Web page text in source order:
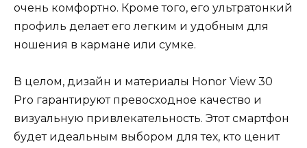
очень комфортно. Кроме того, его ультратонкий
профиль делает его легким и удобным для
ношения в кармане или сумке.
В целом, дизайн и материалы Honor View 30
Pro гарантируют превосходное качество и
визуальную привлекательность. Этот смартфон
будет идеальным выбором для тех, кто ценит